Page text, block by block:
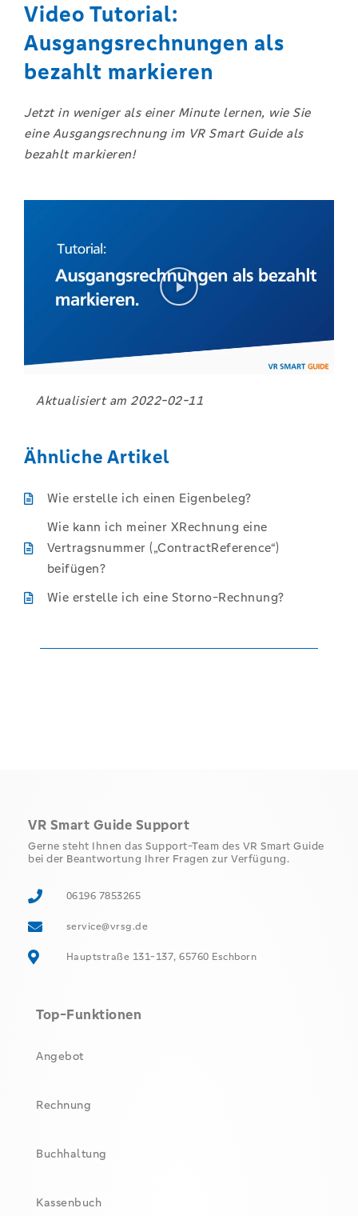
Video Tutorial:
Ausgangsrechnungen als
bezahlt markieren
Jetzt in weniger als einer Minute lernen, wie Sie
eine Ausgangsrechnung im VR Smart Guide als
bezahlt markieren!
Aktualisiert am 2022-02-11
Ähnliche Artikel
Wie erstelle ich einen Eigenbeleg?
Wie kann ich meiner XRechnung eine
Vertragsnummer („ContractReference“)
beifügen?
Wie erstelle ich eine Storno-Rechnung?
VR Smart Guide Support
Gerne steht Ihnen das Support-Team des VR Smart Guide
bei der Beantwortung Ihrer Fragen zur Verfügung.
06196 7853265
service@vrsg.de
Hauptstraße 131-137, 65760 Eschborn
Top-Funktionen
Angebot
Rechnung
Buchhaltung
Kassenbuch